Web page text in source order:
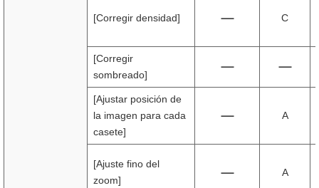
[Corregir densidad]
C
[Corregir
sombreado]
[Ajustar posición de
la imagen para cada
casete]
A
[Ajuste fino del
zoom]
A